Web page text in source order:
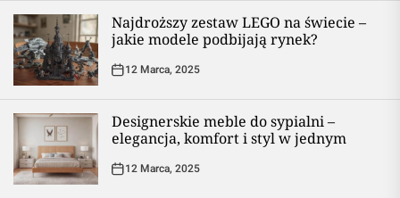
Najdroższy zestaw LEGO na świecie –
jakie modele podbijają rynek?
12 Marca, 2025
Designerskie meble do sypialni –
elegancja, komfort i styl w jednym
12 Marca, 2025